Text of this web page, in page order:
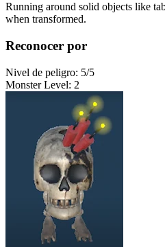
Running around solid objects like
when transformed.
Reconocer por
Nivel de peligro: 5/5
Monster Level: 2